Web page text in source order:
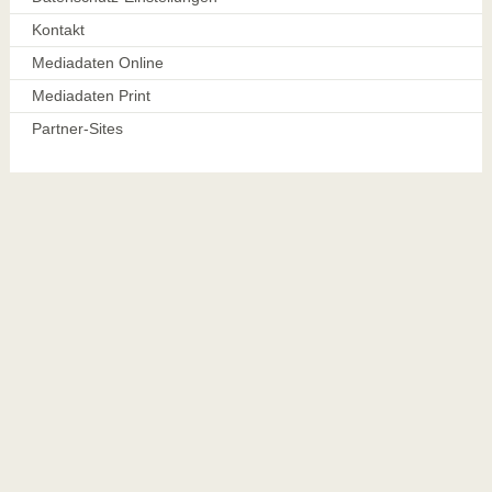
Kontakt
Mediadaten Online
Mediadaten Print
Partner-Sites